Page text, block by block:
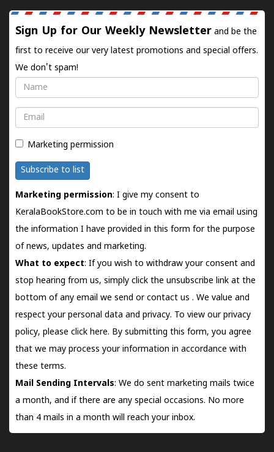
Sign Up for Our Weekly Newsletter and be the
first to receive our very latest promotions and special offers.
We don't spam!
Name
Email
Marketing permission
Subscribe to list
Marketing permission: I give my consent to
KeralaBookStore.com to be in touch with me via email using
the information I have provided in this form for the purpose
of news, updates and marketing.
What to expect: If you wish to withdraw your consent and
stop hearing from us, simply click the unsubscribe link at the
bottom of any email we send orcontact us . We value and
respect your personal data and privacy. To view our privacy
policy, please click here. By submitting this form, you agree
that we may process your information in accordance with
these terms.
Mail Sending Intervals: We do sent marketing mails twice
a month, and if there are any special occasions. No more
than 4 mails in a month will reach your inbox.